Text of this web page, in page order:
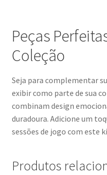
Peças
Coleção
Seja para complementar
exibir como parte de sua
combinam design
duradoura. Adicione um
sessões de jogo com este
Produtos